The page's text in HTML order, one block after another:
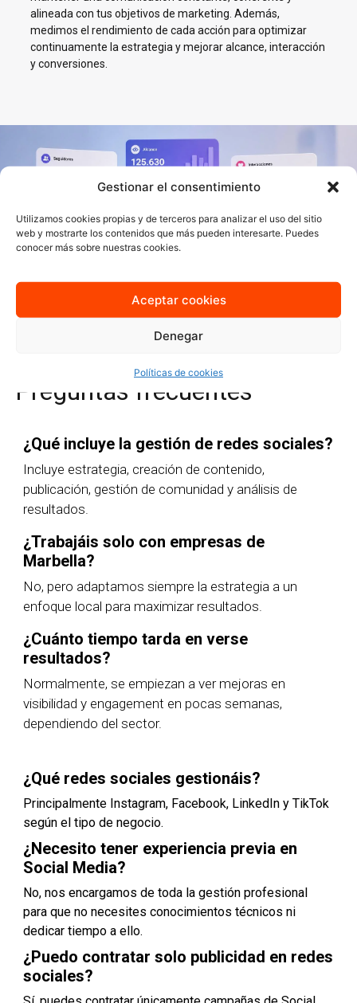
Gestionar el consentimiento
Utilizamos cookies propias y de terceros para analizar el uso del sitio
web y mostrarte los contenidos que más pueden interesarte. Puedes
conocer más sobre nuestras cookies.
Aceptar cookies
Denegar
Políticas de cookies
alineada con tus objetivos de marketing. Además,
medimos el rendimiento de cada acción para optimizar
continuamente la estrategia y mejorar alcance, interacción
y conversiones.
Impulsamos tu negocio en
Redes Sociales en Marbella
En AJA Publicidad te ayudamos a crecer en Social Media con
estrategias reales, cercanas y orientadas a resultados.
Quiero más información
Preguntas frecuentes
¿Qué incluye la gestión de redes sociales?
Incluye estrategia, creación de contenido,
publicación, gestión de comunidad y análisis de
resultados.
¿Trabajáis solo con empresas de
Marbella?
No, pero adaptamos siempre la estrategia a un
enfoque local para maximizar resultados.
¿Cuánto tiempo tarda en verse
resultados?
Normalmente, se empiezan a ver mejoras en
visibilidad y engagement en pocas semanas,
dependiendo del sector.
¿Qué redes sociales gestionáis?
Principalmente Instagram, Facebook, LinkedIn y TikTok
según el tipo de negocio.
¿Necesito tener experiencia previa en
Social Media?
No, nos encargamos de toda la gestión profesional
para que no necesites conocimientos técnicos ni
dedicar tiempo a ello.
¿Puedo contratar solo publicidad en redes
sociales?